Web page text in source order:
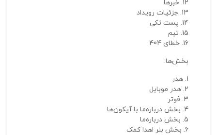
خبرها
جزئیات رویداد
پست تکی
تیم
خطای 404
بخش‌ها:
هدر
هدر موبایل
فوتر
بخش درباره‌ما با آیکون‌ها
بخش درباره‌ما
بخش بنر اهدا کمک